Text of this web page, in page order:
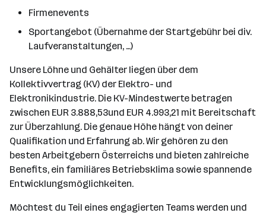
Firmenevents
Sportangebot (Übernahme der Startgebühr bei div.
Laufveranstaltungen, …)
Unsere Löhne und Gehälter liegen über dem
Kollektivvertrag (KV) der Elektro- und
Elektronikindustrie. Die KV-Mindestwerte betragen
zwischen EUR 3.888,53und EUR 4.993,21 mit Bereitschaft
zur Überzahlung. Die genaue Höhe hängt von deiner
Qualifikation und Erfahrung ab. Wir gehören zu den
besten Arbeitgebern Österreichs und bieten zahlreiche
Benefits, ein familiäres Betriebsklima sowie spannende
Entwicklungsmöglichkeiten.
Möchtest du Teil eines engagierten Teams werden und